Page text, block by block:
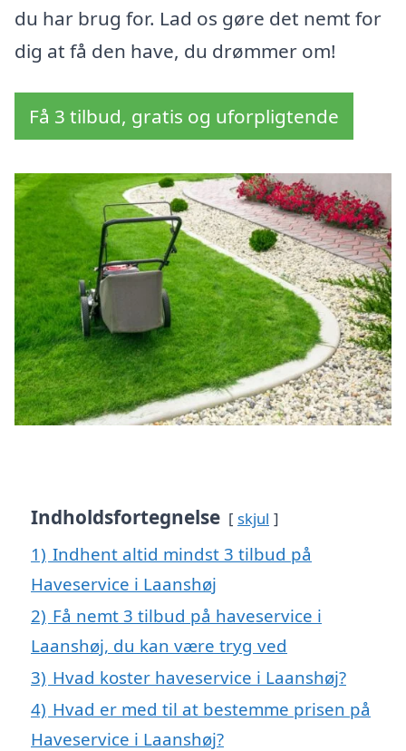
du har brug for. Lad os gøre det nemt for
dig at få den have, du drømmer om!
Få 3 tilbud, gratis og uforpligtende
Indholdsfortegnelse skjul
1) Indhent altid mindst 3 tilbud på
Haveservice i Laanshøj
2) Få nemt 3 tilbud på haveservice i
Laanshøj, du kan være tryg ved
3) Hvad koster haveservice i Laanshøj?
4) Hvad er med til at bestemme prisen på
Haveservice i Laanshøj?